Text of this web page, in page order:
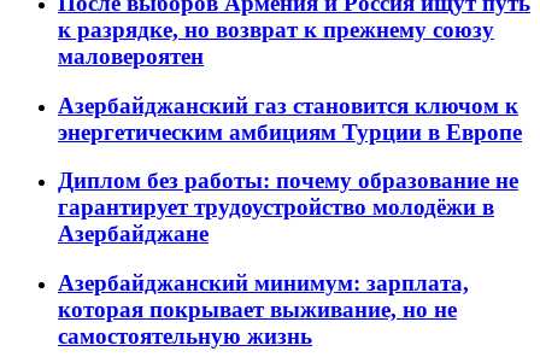
к разрядке, но возврат к прежнему союзу
маловероятен
Азербайджанский газ становится ключом к
энергетическим амбициям Турции в Европе
Диплом без работы: почему образование не
гарантирует трудоустройство молодёжи в
Азербайджане
Азербайджанский минимум: зарплата,
которая покрывает выживание, но не
самостоятельную жизнь